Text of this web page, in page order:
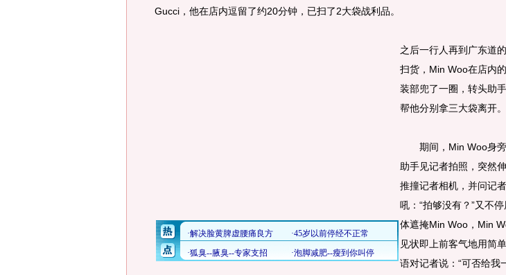
Gucci，他在店内逗留了约20分钟，已扫了2大袋战利品。
之后一行人再到广东道
扫货，Min Woo在店内
装部兜了一圈，转头助
帮他分别拿三大袋离开。
期间，Min Woo身
助手见记者拍照，突然
推撞记者相机，并问记者
吼：“拍够没有？”又不
体遮掩Min Woo，Min
见状即上前客气地用简
语对记者说：“可否给我